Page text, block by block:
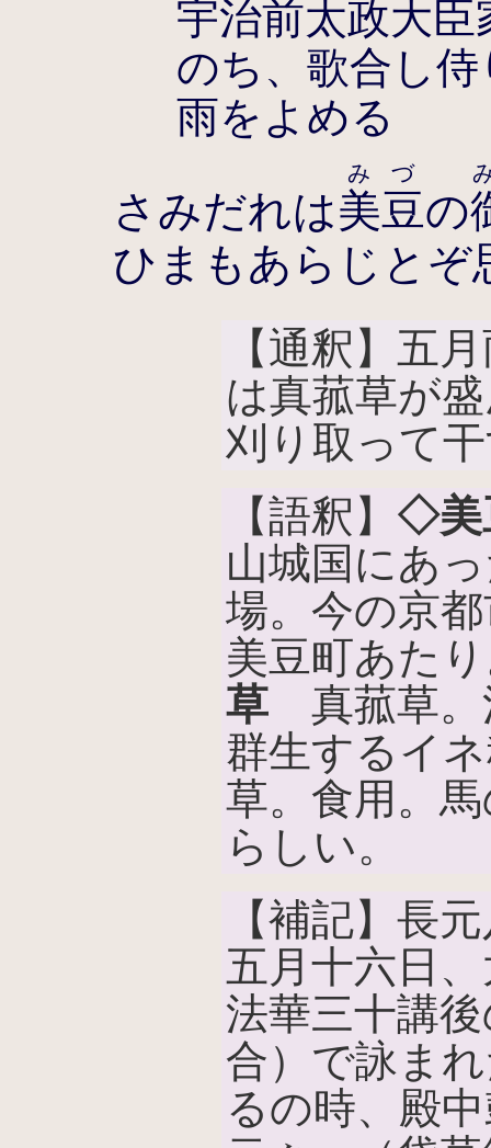
宇治前太政大
のち、歌合し
雨をよめる
さみだれは美豆
みづ
の
ひまもあらじとぞ
【通釈】五
は真菰草が
刈り取って
【語釈】 ◇美
山城国にあ
場。今の京
美豆町あた
草真菰草。
群生するイ
草。食用。
らしい。
【補記】長
五月十六日
法華三十講
合）で詠ま
るの時、殿